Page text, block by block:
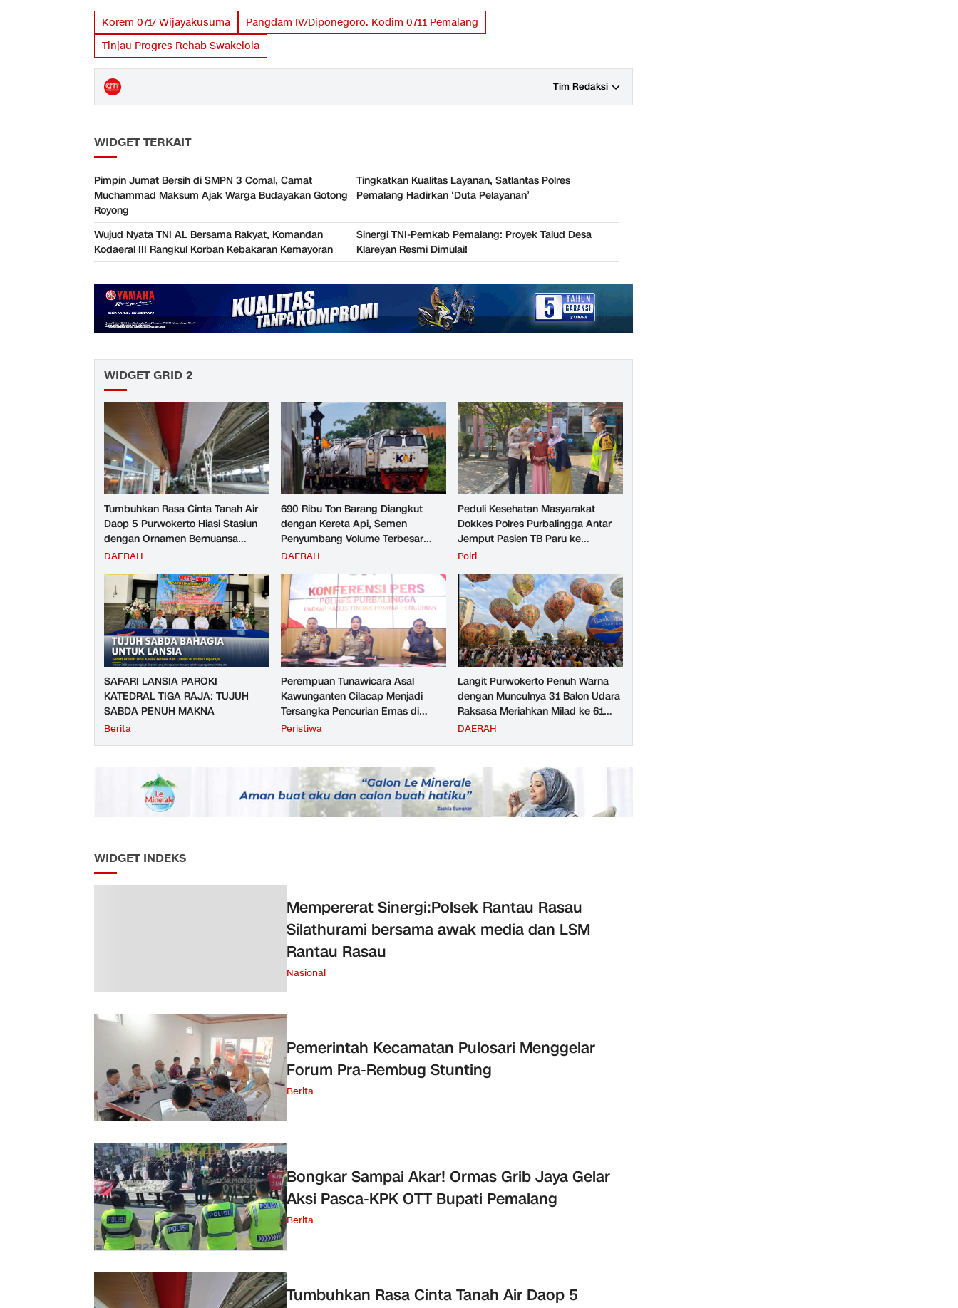
Korem 071/ Wijayakusuma
Pangdam IV/Diponegoro. Kodim 0711 Pemalang
Tinjau Progres Rehab Swakelola
Tim Redaksi
WIDGET TERKAIT
Pimpin Jumat Bersih di SMPN 3 Comal, Camat
Muchammad Maksum Ajak Warga Budayakan Gotong
Royong
Tingkatkan Kualitas Layanan, Satlantas Polres
Pemalang Hadirkan ‘Duta Pelayanan’
Wujud Nyata TNI AL Bersama Rakyat, Komandan
Kodaeral III Rangkul Korban Kebakaran Kemayoran
Sinergi TNI-Pemkab Pemalang: Proyek Talud Desa
Klareyan Resmi Dimulai!
WIDGET GRID 2
Tumbuhkan Rasa Cinta Tanah Air
Daop 5 Purwokerto Hiasi Stasiun
dengan Ornamen Bernuansa
Merah Putih
DAERAH
690 Ribu Ton Barang Diangkut
dengan Kereta Api, Semen
Penyumbang Volume Terbesar
Angkutan Barang KAI Daop 5
Tahun 2026
DAERAH
Peduli Kesehatan Masyarakat
Dokkes Polres Purbalingga Antar
Jemput Pasien TB Paru ke
Puskesmas
Polri
SAFARI LANSIA PAROKI
KATEDRAL TIGA RAJA: TUJUH
SABDA PENUH MAKNA
Berita
Perempuan Tunawicara Asal
Kawunganten Cilacap Menjadi
Tersangka Pencurian Emas di
Purbalingga
Peristiwa
Langit Purwokerto Penuh Warna
dengan Munculnya 31 Balon Udara
Raksasa Meriahkan Milad ke 61
UMP Sedot Ribuan Warga
DAERAH
WIDGET INDEKS
Mempererat Sinergi:Polsek Rantau Rasau
Silathurami bersama awak media dan LSM
Rantau Rasau
Nasional
Pemerintah Kecamatan Pulosari Menggelar
Forum Pra-Rembug Stunting
Berita
Bongkar Sampai Akar! Ormas Grib Jaya Gelar
Aksi Pasca-KPK OTT Bupati Pemalang
Berita
Tumbuhkan Rasa Cinta Tanah Air Daop 5